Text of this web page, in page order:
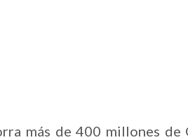
más de 400 millones